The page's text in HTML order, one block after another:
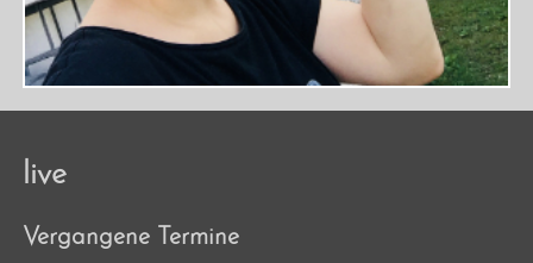
live
Vergangene Termine